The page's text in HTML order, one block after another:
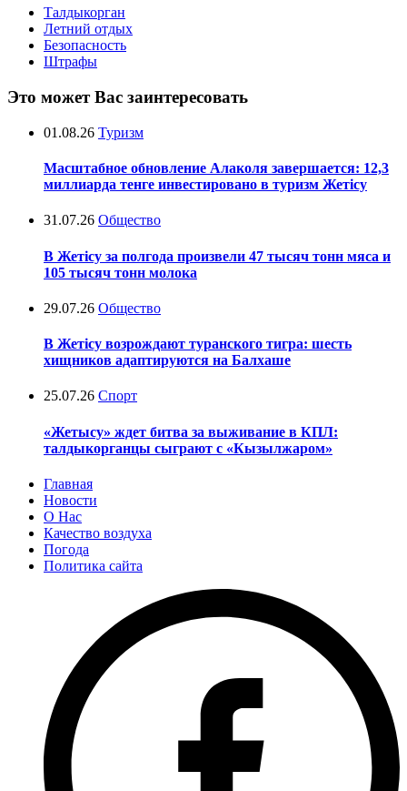
Талдыкорган
Летний отдых
Безопасность
Штрафы
Это может Вас заинтересовать
01.08.26 Туризм
Масштабное обновление Алаколя завершается: 12,3
миллиарда тенге инвестировано в туризм Жетісу
31.07.26 Общество
В Жетісу за полгода произвели 47 тысяч тонн мяса и
105 тысяч тонн молока
29.07.26 Общество
В Жетісу возрождают туранского тигра: шесть
хищников адаптируются на Балхаше
25.07.26 Спорт
«Жетысу» ждет битва за выживание в КПЛ:
талдыкорганцы сыграют с «Кызылжаром»
Главная
Новости
О Нас
Качество воздуха
Погода
Политика сайта